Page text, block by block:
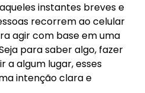
instantes breves e
recorrem ao celular
agir com base em uma
para saber algo, fazer
a algum lugar, esses
intenção clara e